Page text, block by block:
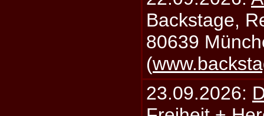
Backstage,
80639
(
23.09.2026: